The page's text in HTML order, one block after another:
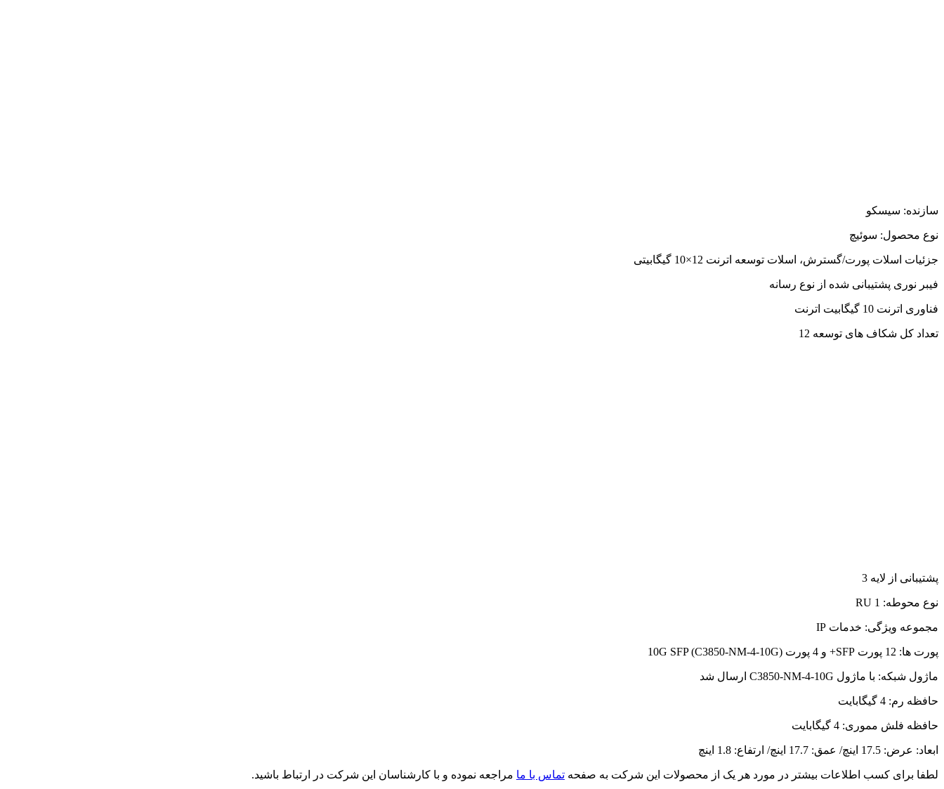
سازنده: سیسکو
نوع محصول: سوئیچ
جزئیات اسلات پورت/گسترش، اسلات توسعه اترنت 12×10 گیگابیتی
فیبر نوری پشتیبانی شده از نوع رسانه
فناوری اترنت 10 گیگابیت اترنت
تعداد کل شکاف های توسعه 12
پشتیبانی از لایه 3
نوع محوطه: 1 RU
مجموعه ویژگی: خدمات IP
پورت ها: 12 پورت SFP+ و 4 پورت 10G SFP (C3850-NM-4-10G)
ماژول شبکه: با ماژول C3850-NM-4-10G ارسال شد
حافظه رم: 4 گیگابایت
حافظه فلش مموری: 4 گیگابایت
ابعاد: عرض: 17.5 اینچ/ عمق: 17.7 اینچ/ ارتفاع: 1.8 اینچ
لطفا برای کسب اطلاعات بیشتر در مورد هر یک از محصولات این شرکت به صفحه تماس با ما مراجعه نموده و با کارشناسان این شرکت در ارتباط باشید.